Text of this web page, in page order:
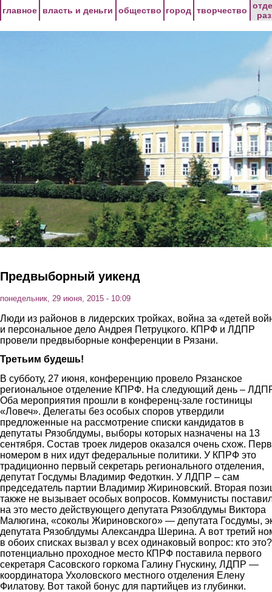
главное власть и деньги общество город творчество
Предвыборный уикенд
понедельник, 29 июня, 2015 - 10:09
Люди из районов в лидерских тройках, война за «детей
и персональное дело Андрея Петруцкого. КПРФ и ЛДПР
провели предвыборные конференции в Рязани.
Третьим будешь!
В субботу, 27 июня, конференцию провело Рязанское
региональное отделение КПРФ. На следующий день –
Оба мероприятия прошли в конференц-зале гостиницы
«Ловеч». Делегаты без особых споров утвердили
предложенные на рассмотрение списки кандидатов в
депутаты Рязоблдумы, выборы которых назначены на 13
сентября. Состав троек лидеров оказался очень схож.
номером в них идут федеральные политики. У КПРФ это
традиционно первый секретарь регионального отделения,
депутат Госдумы Владимир Федоткин. У ЛДПР – сам
председатель партии Владимир Жириновский. Вторая
также не вызывает особых вопросов. Коммунисты
на это место действующего депутата Рязоблдумы Виктора
Малюгина, «соколы Жириновского» — депутата Госдумы,
депутата Рязоблдумы Александра Шерина. А вот третий
в обоих списках вызвал у всех одинаковый вопрос: кто
потенциально проходное место КПРФ поставила первого
секретаря Сасовского горкома Галину Гнускину, ЛДПР —
координатора Ухоловского местного отделения Елену
Филатову. Вот такой бонус для партийцев из глубинки.